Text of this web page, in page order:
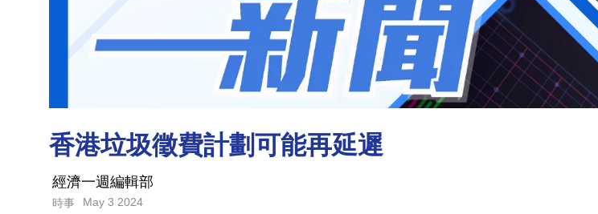
香港垃圾徵費計劃可能再延遲
經濟一週編輯部
時事 May 3 2024